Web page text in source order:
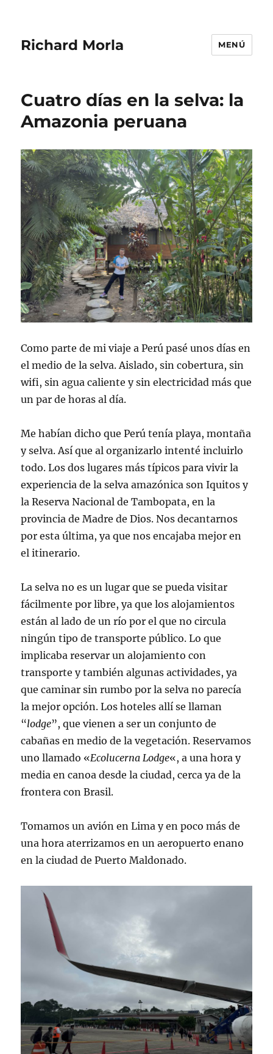
Richard Morla MENÚ
Cuatro días en la selva: la
Amazonia peruana
Como parte de mi viaje a Perú pasé unos días en
el medio de la selva. Aislado, sin cobertura, sin
wifi, sin agua caliente y sin electricidad más que
un par de horas al día.
Me habían dicho que Perú tenía playa, montaña
y selva. Así que al organizarlo intenté incluirlo
todo. Los dos lugares más típicos para vivir la
experiencia de la selva amazónica son Iquitos y
la Reserva Nacional de Tambopata, en la
provincia de Madre de Dios. Nos decantarnos
por esta última, ya que nos encajaba mejor en
el itinerario.
La selva no es un lugar que se pueda visitar
fácilmente por libre, ya que los alojamientos
están al lado de un río por el que no circula
ningún tipo de transporte público. Lo que
implicaba reservar un alojamiento con
transporte y también algunas actividades, ya
que caminar sin rumbo por la selva no parecía
la mejor opción. Los hoteles allí se llaman
“lodge”, que vienen a ser un conjunto de
cabañas en medio de la vegetación. Reservamos
uno llamado «Ecolucerna Lodge«, a una hora y
media en canoa desde la ciudad, cerca ya de la
frontera con Brasil.
Tomamos un avión en Lima y en poco más de
una hora aterrizamos en un aeropuerto enano
en la ciudad de Puerto Maldonado.